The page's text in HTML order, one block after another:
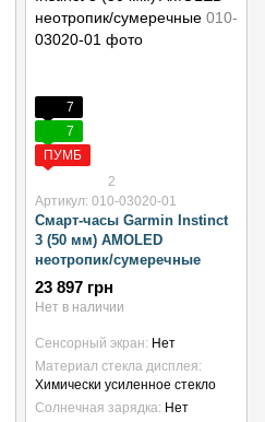
7
7
ПУМБ
2
Артикул: 010-03020-01
Смарт-часы Garmin Instinct
3 (50 мм) AMOLED
неотропик/сумеречные
23 897 грн
Нет в наличии
Сенсорный экран
Нет
Материал стекла дисплея
Химически усиленное стекло
Солнечная зарядка Нет